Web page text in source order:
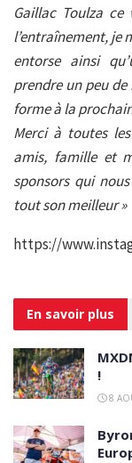
Gaillac Toulza
l’entraînement, je
entorse ainsi
prendre un peu
forme à la
Merci à toutes
amis, famille et
sponsors qui
tout son meilleur »
https://
En savoir plus
!
8